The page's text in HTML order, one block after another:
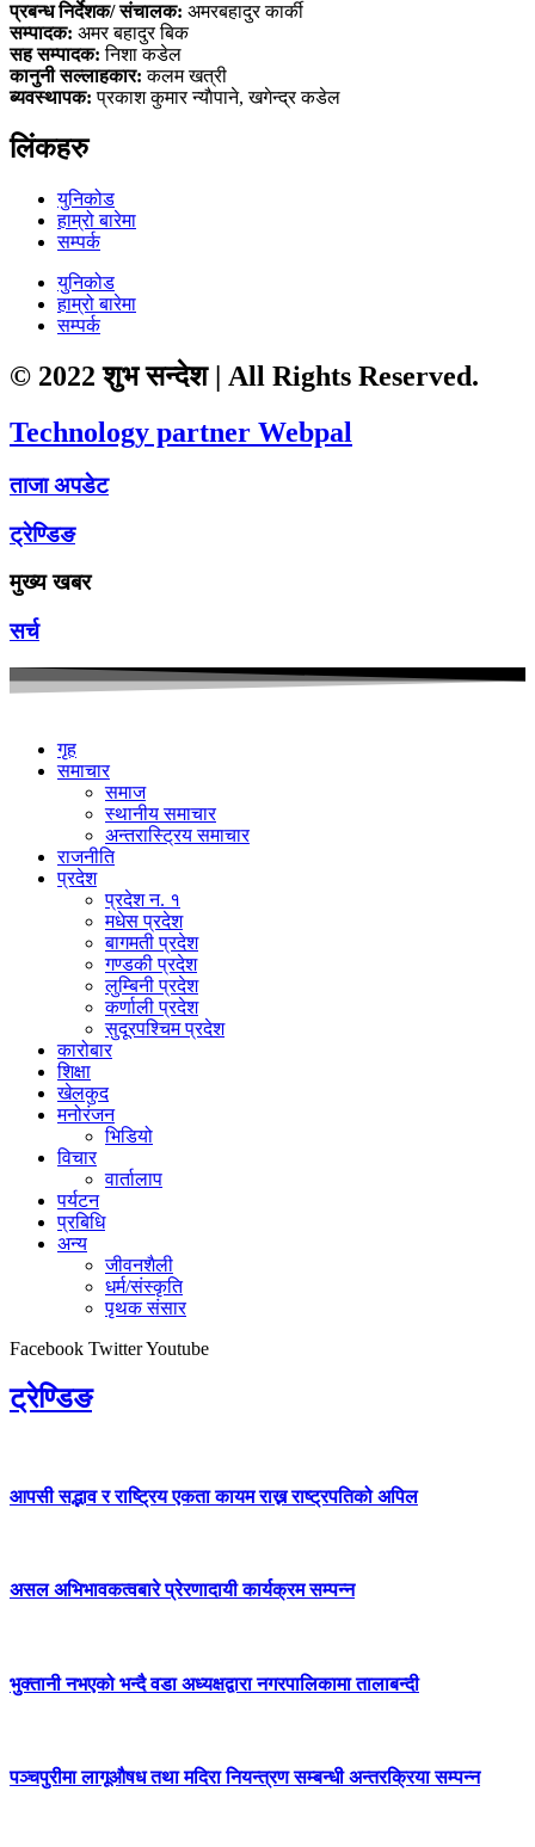
प्रबन्ध निर्देशक/ संचालक: अमरबहादुर कार्की
सम्पादक: अमर बहादुर बिक
सह सम्पादक: निशा कडेल
कानुनी सल्लाहकार: कलम खत्री
ब्यवस्थापक:प्रकाश कुमार न्याैपाने, खगेन्द्र कडेल
लिंकहरु
युनिकोड
हाम्रो बारेमा
सम्पर्क
युनिकोड
हाम्रो बारेमा
सम्पर्क
© 2022 शुभ सन्देश | All Rights Reserved.
Technology partner Webpal
ताजा अपडेट
ट्रेण्डिङ
मुख्य खबर
सर्च
गृह
समाचार
समाज
स्थानीय समाचार
अन्तरास्ट्रिय समाचार
राजनीति
प्रदेश
प्रदेश न. १
मधेस प्रदेश
बागमती प्रदेश
गण्डकी प्रदेश
लुम्बिनी प्रदेश
कर्णाली प्रदेश
सुदूरपश्चिम प्रदेश
कारोबार
शिक्षा
खेलकुद
मनोरंजन
भिडियो
विचार
वार्तालाप
पर्यटन
प्रबिधि
अन्य
जीवनशैली
धर्म/संस्कृति
पृथक संसार
Facebook TwitterYoutube
ट्रेण्डिङ
आपसी सद्भाव र राष्ट्रिय एकता कायम राख्न राष्ट्रपतिको अपिल
असल अभिभावकत्वबारे प्रेरणादायी कार्यक्रम सम्पन्न
भुक्तानी नभएको भन्दै वडा अध्यक्षद्वारा नगरपालिकामा तालाबन्दी
पञ्चपुरीमा लागूऔषध तथा मदिरा नियन्त्रण सम्बन्धी अन्तरक्रिया सम्पन्न